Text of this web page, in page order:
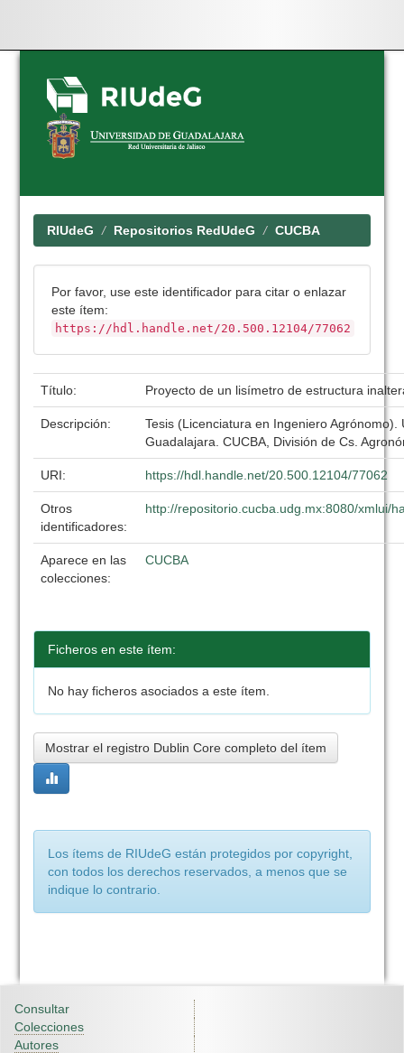
Skip
navigation
RIUdeG Repositorios RedUdeG CUCBA
Por favor, use este identificador para citar o enlazar
este ítem:
https://hdl.handle.net/20.500.12104/77062
Título: Proyecto de un lisímetro de estructura
Descripción:
Tesis (Licenciatura en Ingeniero Agrónomo).
Guadalajara. CUCBA, División de Cs.
URI: https://hdl.handle.net/20.500.12104/77062
Otros
identificadores:
http://repositorio.cucba.udg.mx:8080/xmlui/
Aparece en las
colecciones:
CUCBA
Ficheros en este ítem:
No hay ficheros asociados a este ítem.
Mostrar el registro Dublin Core completo del ítem
Los ítems de RIUdeG están protegidos por copyright,
con todos los derechos reservados, a menos que se
indique lo contrario.
Consultar
Colecciones
Autores